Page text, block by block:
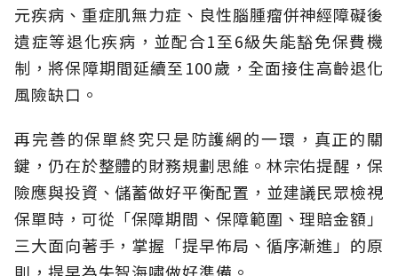
元疾病、重症肌無力症、良性腦腫瘤併神經障礙後
遺症等退化疾病，並配合1至6級失能豁免保費機
制，將保障期間延續至100歲，全面接住高齡退化
風險缺口。
再完善的保單終究只是防護網的一環，真正的關
鍵，仍在於整體的財務規劃思維。 林宗佑提醒，保
險應與投資、儲蓄做好平衡配置，並建議民眾檢視
保單時，可從「保障期間、保障範圍、理賠金額」
三大面向著手，掌握「提早佈局、循序漸進」的原
則，提早為失智海嘯做好準備。